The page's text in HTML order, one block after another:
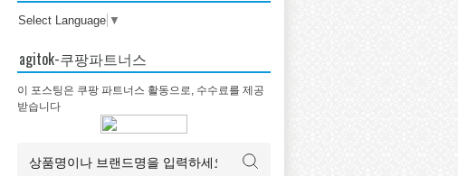
Select Language ▼
agitok-쿠팡파트너스
이 포스팅은 쿠팡 파트너스 활동으로, 수수료를 제공
받습니다